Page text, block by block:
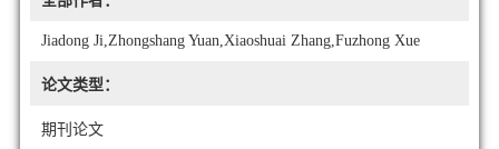
Jiadong Ji,Zhongshang Yuan,Xiaoshuai Zhang,Fuzhong Xue
论文类型：
期刊论文